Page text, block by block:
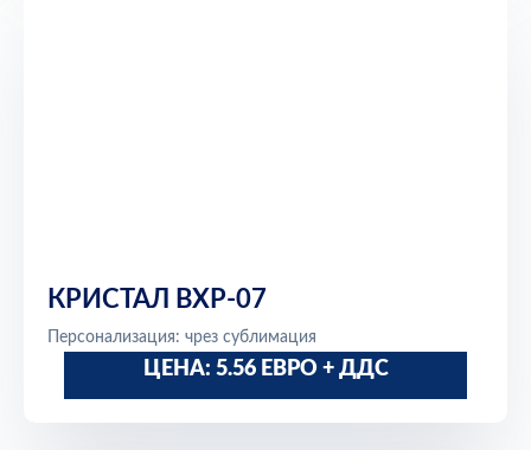
КРИСТАЛ BXP-07
Персонализация: чрез сублимация
ЦЕНА: 5.56 ЕВРО + ДДС